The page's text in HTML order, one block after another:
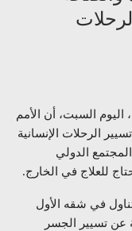
اليوم السبت، أن الأمم
الرحلات الإنسانية
الدولي
في شقه الأول
عن تسيير الجسر